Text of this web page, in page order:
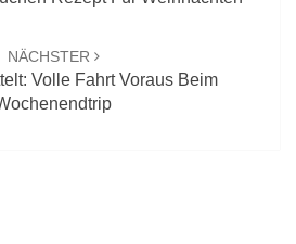
NÄCHSTER
Volle Fahrt Voraus Beim